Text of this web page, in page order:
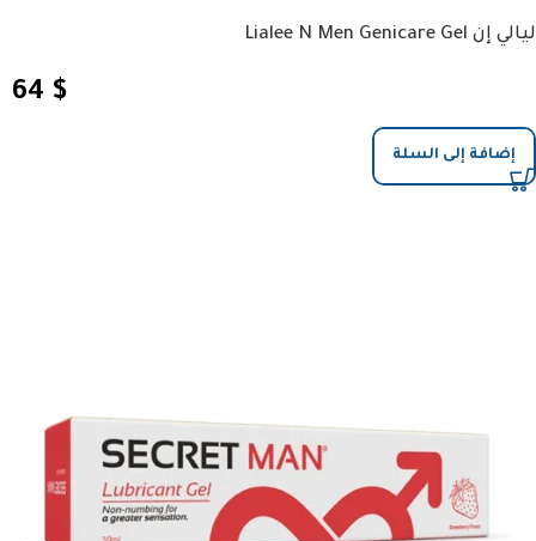
ليالي إن Lialee N Men Genicare Gel
64 $
إضافة إلى السلة